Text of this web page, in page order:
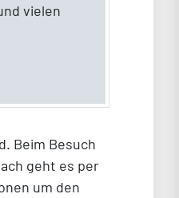
vielen
Beim Besuch
geht es per
um den